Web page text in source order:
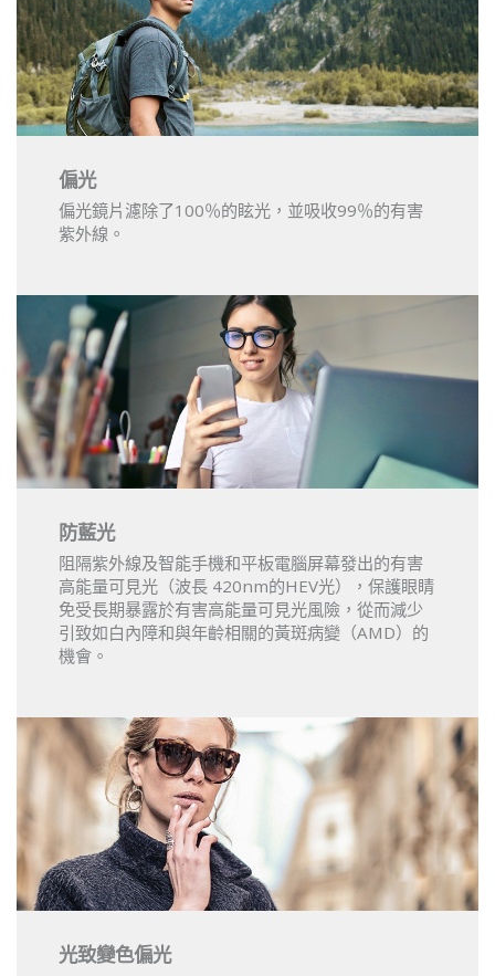
偏光
偏光鏡片濾除了100％的眩光，並吸收99％的有害
紫外線。
防藍光
阻隔紫外線及智能手機和平板電腦屏幕發出的有害
高能量可見光（波長 420nm的HEV光），保護眼睛
免受長期暴露於有害高能量可見光風險，從而減少
引致如白內障和與年齡相關的黃斑病變（AMD）的
機會。
光致變色偏光